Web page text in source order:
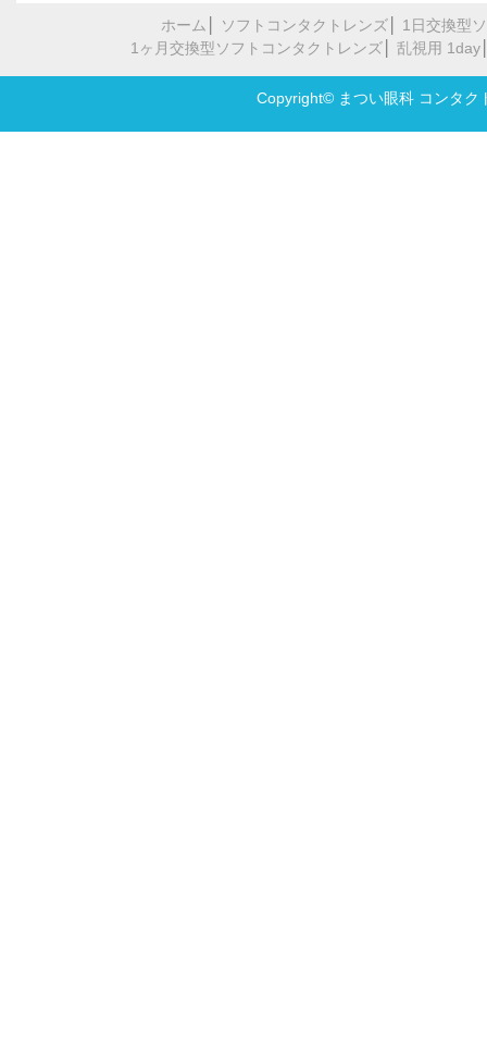
ホーム ソフトコンタクトレンズ│ 1日交換型
1ヶ月交換型ソフトコンタクトレンズ│ 乱視用 1day
Copyright© まつい眼科 コンタク